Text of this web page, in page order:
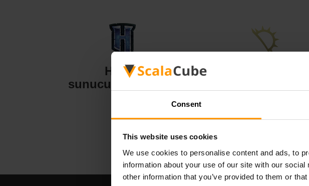
Consent
This website uses cookies
We use cookies to personalise content and ads, to
information about your use of our site with our
other information that you’ve provided to them or
Hytale
sunucu barındırma